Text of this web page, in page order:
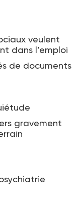
veulent
dans l’emploi
de documents
gravement